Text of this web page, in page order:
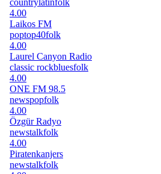
countrylatinfolk
4.00
Laikos FM
poptop40folk
4.00
Laurel Canyon Radio
classic rockbluesfolk
4.00
ONE FM 98.5
newspopfolk
4.00
Özgür Radyo
newstalkfolk
4.00
Piratenkanjers
newstalkfolk